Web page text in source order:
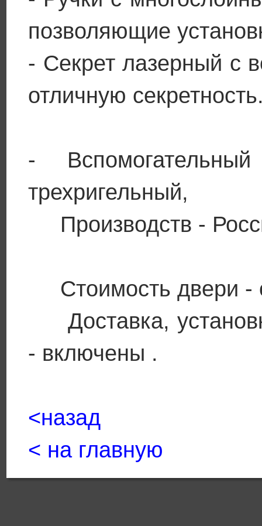
позволяющие
- Секрет лазерный с
отличную
-
трехригельный,
Производств -
Стоимость двери -
Доставка,
- включены .
<назад
< на главную